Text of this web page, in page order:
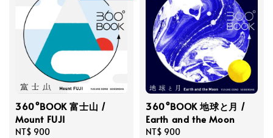
360°BOOK 富士山 /
Mount FUJI
Regular
NT$ 900
360°BOOK 地球と月 /
Earth and the Moon
Regular
NT$ 900